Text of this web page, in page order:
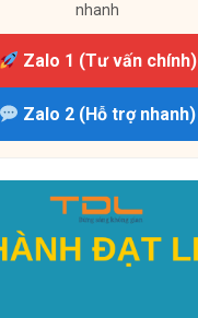
nhanh
Zalo 1 (Tư vấn chính)
Zalo 2 (Hỗ trợ nhanh)